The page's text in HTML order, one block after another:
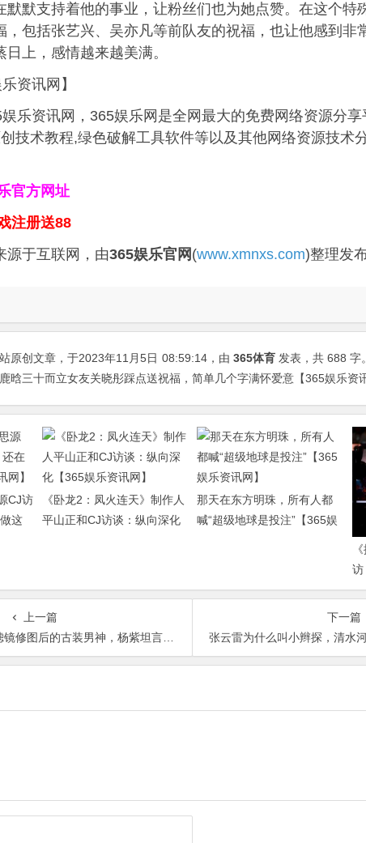
默默支持着他的事业，让粉丝们也为她点赞。在这个特
，包括张艺兴、吴亦凡等前队友的祝福，也让他感到非
上，感情越来越美满。
资讯网】
乐资讯网，365娱乐网是全网最大的免费网络资源分
技术教程,绿色破解工具软件等以及其他网络资源技术
官方网址
注册送88
源于互联网，由365娱乐官网 (www.xmnxs.com)整理发布
原创文章，于2023年11月5日 08:59:14 ，由 365体育 发表，共 688 字。
鹿晗三十而立女友关晓彤踩点送祝福，简单几个字满怀爱意【365娱乐资
CJ访
这
《卧龙2：凤火连天》制作人
平山正和CJ访谈：纵向深化
那天在东方明珠，所有人都
喊“超级地球是投注”【365娱
访
的
上一篇
装男神，杨紫坦言受到刺激【365娱乐资讯网】
下一篇
张云雷为什么叫小辫探，清水河一展